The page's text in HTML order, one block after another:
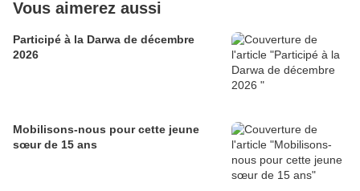
Vous aimerez aussi
Participé à la Darwa de décembre
2026
Mobilisons-nous pour cette jeune
sœur de 15 ans